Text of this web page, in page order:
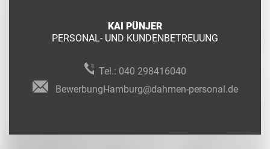
KAI PÜNJER
PERSONAL- UND KUNDENBETREUUNG
Tel.: 040 298416040
BewerbungHamburg@dahmen-personal.de